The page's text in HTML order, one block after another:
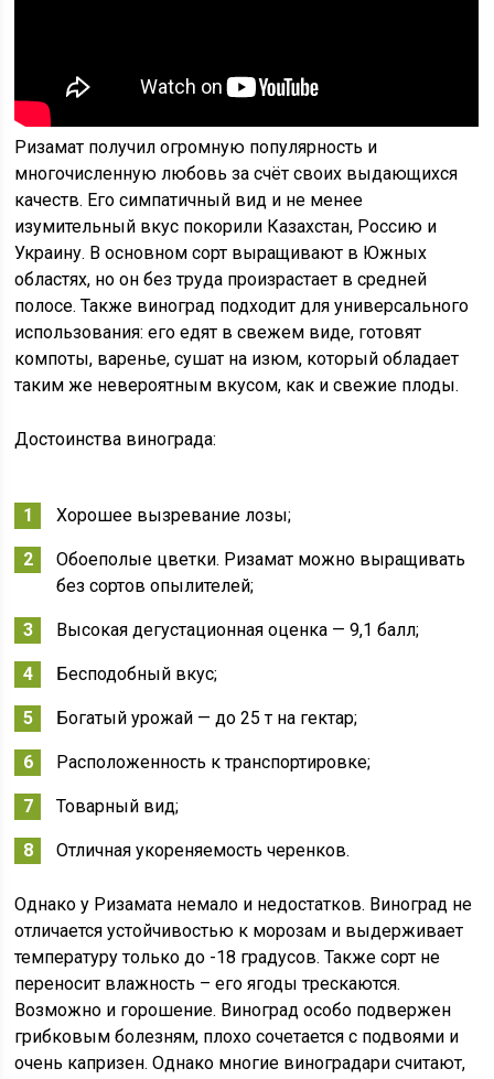
Ризамат получил огромную популярность и
многочисленную любовь за счёт своих выдающихся
качеств. Его симпатичный вид и не менее
изумительный вкус покорили Казахстан, Россию и
Украину. В основном сорт выращивают в Южных
областях, но он без труда произрастает в средней
полосе. Также виноград подходит для универсального
использования: его едят в свежем виде, готовят
компоты, варенье, сушат на изюм, который обладает
таким же невероятным вкусом, как и свежие плоды.
Достоинства винограда:
Хорошее вызревание лозы;
Обоеполые цветки. Ризамат можно выращивать
без сортов опылителей;
Высокая дегустационная оценка — 9,1 балл;
Бесподобный вкус;
Богатый урожай — до 25 т на гектар;
Расположенность к транспортировке;
Товарный вид;
Отличная укореняемость черенков.
Однако у Ризамата немало и недостатков. Виноград не
отличается устойчивостью к морозам и выдерживает
температуру только до -18 градусов. Также сорт не
переносит влажность – его ягоды трескаются.
Возможно и горошение. Виноград особо подвержен
грибковым болезням, плохо сочетается с подвоями и
очень капризен. Однако многие виноградари считают,